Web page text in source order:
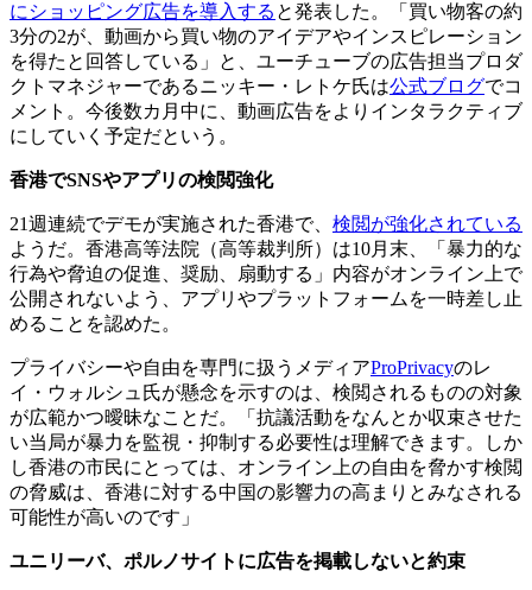
にショッピング広告を導入する と発表した。「買い物客の約
3分の2が、動画から買い物のアイデアやインスピレーション
を得たと回答している」と、ユーチューブの広告担当プロダ
クトマネジャーであるニッキー・レトケ氏は公式ブログでコ
メント。今後数カ月中に、動画広告をよりインタラクティブ
にしていく予定だという。
香港でSNSやアプリの検閲強化
21週連続でデモが実施された香港で、 検閲が強化されている
ようだ。香港高等法院（高等裁判所）は10月末、「暴力的な
行為や脅迫の促進、奨励、扇動する」内容がオンライン上で
公開されないよう、アプリやプラットフォームを一時差し止
めることを認めた。
プライバシーや自由を専門に扱うメディアProPrivacyのレ
イ・ウォルシュ氏が懸念を示すのは、検閲されるものの対象
が広範かつ曖昧なことだ。「抗議活動をなんとか収束させた
い当局が暴力を監視・抑制する必要性は理解できます。しか
し香港の市民にとっては、オンライン上の自由を脅かす検閲
の脅威は、香港に対する中国の影響力の高まりとみなされる
可能性が高いのです」
ユニリーバ、ポルノサイトに広告を掲載しないと約束